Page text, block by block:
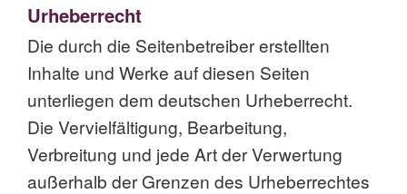
Urheberrecht
Die durch die Seitenbetreiber erstellten
Inhalte und Werke auf diesen Seiten
unterliegen dem deutschen Urheberrecht.
Die Vervielfältigung, Bearbeitung,
Verbreitung und jede Art der Verwertung
außerhalb der Grenzen des Urheberrechtes